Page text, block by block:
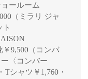
ールーム
（ミラリ ジャ
9,500（コンバ
〈コンバー
Tシャツ￥1,760・